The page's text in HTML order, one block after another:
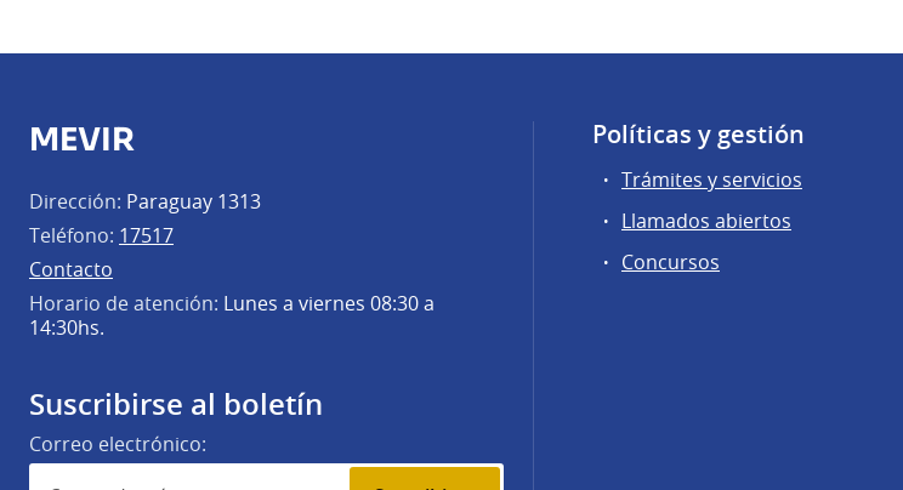
MEVIR
Dirección: Paraguay 1313
Teléfono: 17517
Contacto
Horario de atención: Lunes a viernes 08:30 a
14:30hs.
Suscribirse al boletín
Correo electrónico:
Políticas y gestión
Trámites y servicios
Llamados abiertos
Concursos